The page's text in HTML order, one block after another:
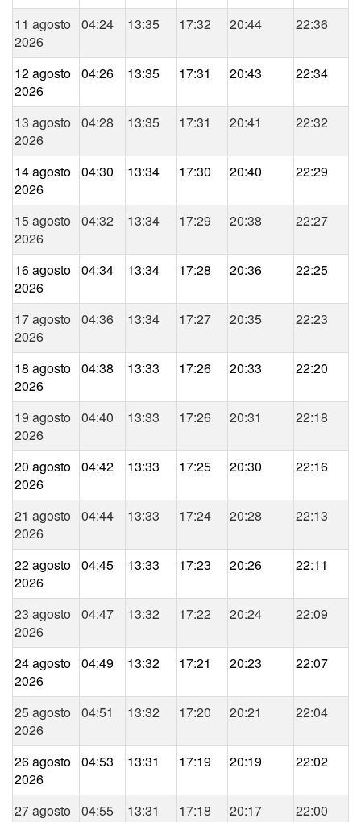
11 agosto
2026
04:24 13:35 17:32 20:44 22:36
12 agosto
2026
04:26 13:35 17:31 20:43 22:34
13 agosto
2026
04:28 13:35 17:31 20:41 22:32
14 agosto
2026
04:30 13:34 17:30 20:40 22:29
15 agosto
2026
04:32 13:34 17:29 20:38 22:27
16 agosto
2026
04:34 13:34 17:28 20:36 22:25
17 agosto
2026
04:36 13:34 17:27 20:35 22:23
18 agosto
2026
04:38 13:33 17:26 20:33 22:20
19 agosto
2026
04:40 13:33 17:26 20:31 22:18
20 agosto
2026
04:42 13:33 17:25 20:30 22:16
21 agosto
2026
04:44 13:33 17:24 20:28 22:13
22 agosto
2026
04:45 13:33 17:23 20:26 22:11
23 agosto
2026
04:47 13:32 17:22 20:24 22:09
24 agosto
2026
04:49 13:32 17:21 20:23 22:07
25 agosto
2026
04:51 13:32 17:20 20:21 22:04
26 agosto
2026
04:53 13:31 17:19 20:19 22:02
27 agosto
04:55 13:31 17:18 20:17 22:00